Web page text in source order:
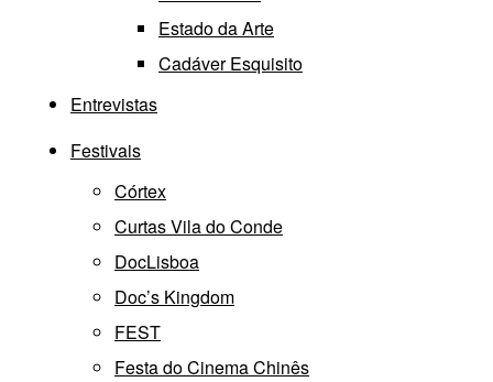
Estado da Arte
Cadáver Esquisito
Entrevistas
Festivais
Córtex
Curtas Vila do Conde
DocLisboa
Doc’s Kingdom
FEST
Festa do Cinema Chinês